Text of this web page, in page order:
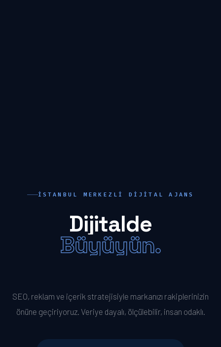
İSTANBUL MERKEZLI DIJITAL AJANS
Dijitalde
Büyüyün.
SEO, reklam ve içerik stratejisiyle markanızı rakiplerinizin
önüne geçiriyoruz. Veriye dayalı, ölçülebilir, insan odaklı.